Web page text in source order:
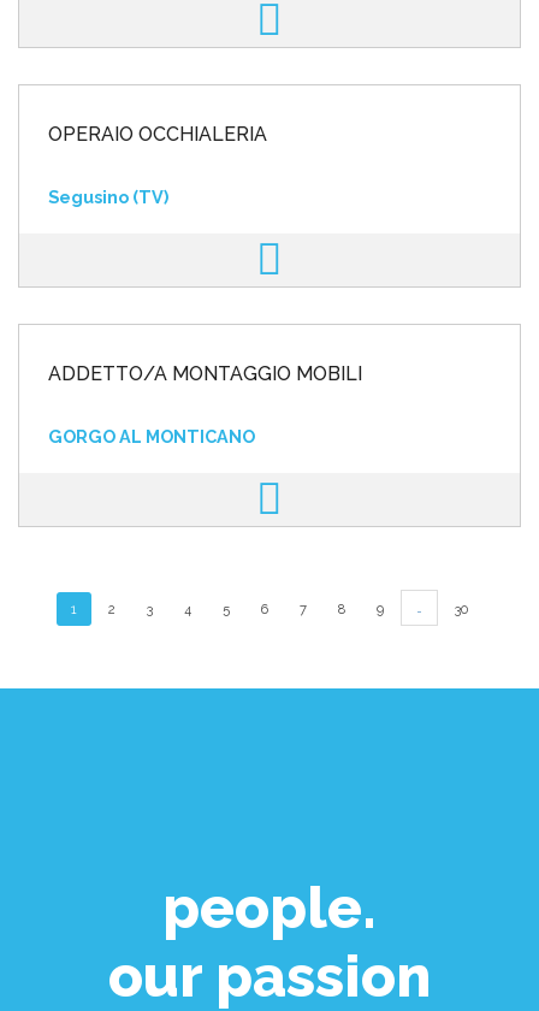
OPERAIO OCCHIALERIA
Segusino (TV)
ADDETTO/A MONTAGGIO MOBILI
GORGO AL MONTICANO
1 2 3 4 5 6 7 8 9 30
people.
our passion